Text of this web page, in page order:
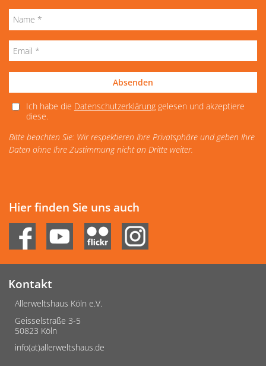
Absenden
Ich habe die Datenschutzerklärunggelesen und akzeptiere
diese.
Bitte beachten Sie: Wir respektieren Ihre Privatsphäre und geben Ihre
Daten ohne Ihre Zustimmung nicht an Dritte weiter.
Hier finden Sie uns auch
Kontakt
Allerweltshaus Köln e.V.
Geisselstraße 3-5
50823 Köln
info(at)allerweltshaus.de